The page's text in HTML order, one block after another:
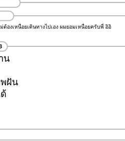
งเหนื่อยเดินทางไปเอง ผมยอมเหนื่อยครับพี่ อิอิ
น
ฝัน